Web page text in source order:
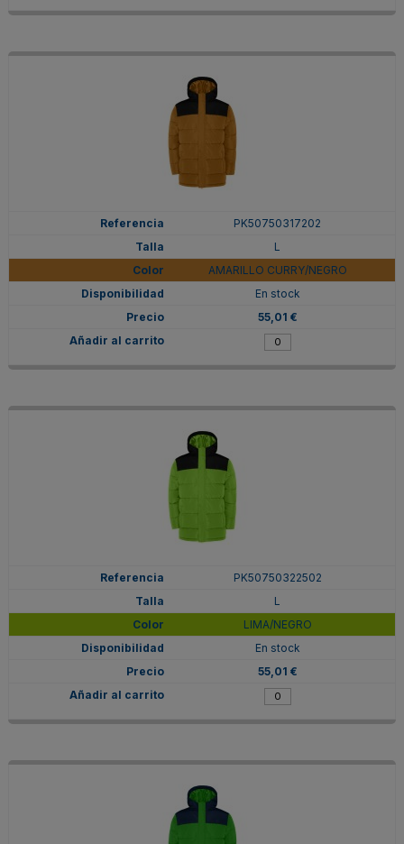
PK50750317202
L
AMARILLO CURRY/NEGRO
En stock
55,01 €
PK50750322502
L
LIMA/NEGRO
En stock
55,01 €